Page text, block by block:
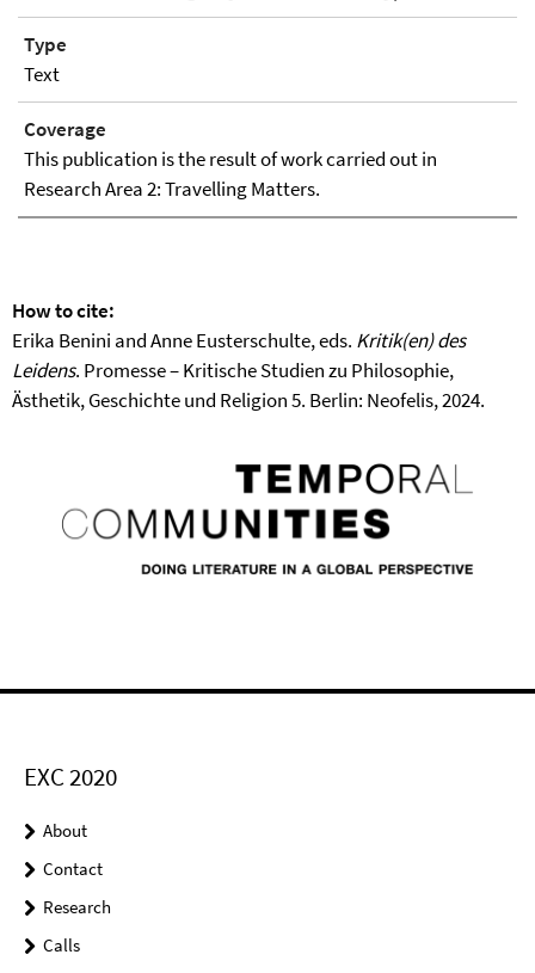
Type
Text
Coverage
This publication is the result of work carried out in
Research Area 2: Travelling Matters.
How to cite:
Erika Benini and Anne Eusterschulte, eds. Kritik(en) des
Leidens. Promesse – Kritische Studien zu Philosophie,
Ästhetik, Geschichte und Religion 5. Berlin: Neofelis, 2024.
EXC 2020
About
Contact
Research
Calls